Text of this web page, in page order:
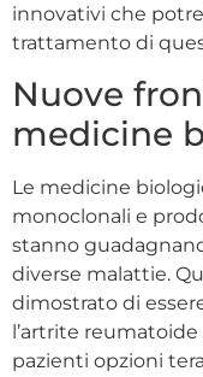
innovativi che
trattamento di
Nuove
medicine
Le medicine
monoclonali e
stanno
diverse malattie.
dimostrato di
l’artrite
pazienti opzioni